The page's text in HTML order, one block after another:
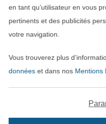
Protection
Passer à la boutique
en tant qu’utilisateur en vous
pertinents et des publicités
votre navigation.
Vous trouverez plus
donnéeset dans nos Mentions